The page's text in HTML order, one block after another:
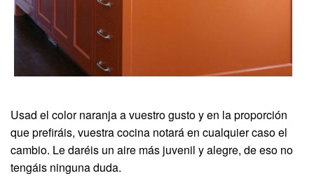
Usad el color naranja a vuestro gusto y en la proporción
que prefiráis, vuestra cocina notará en cualquier caso el
cambio. Le daréis un aire más juvenil y alegre, de eso no
tengáis ninguna duda.